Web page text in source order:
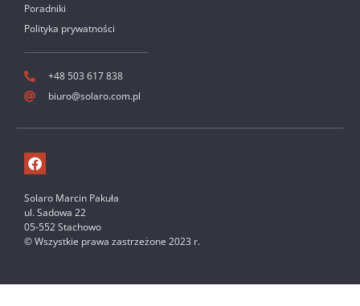
Poradniki
Polityka prywatności
+48 503 617 838
biuro@solaro.com.pl
Solaro Marcin Pakuła
ul. Sadowa 22
05-552 Stachowo
© Wszystkie prawa zastrzeżone 2023 r.